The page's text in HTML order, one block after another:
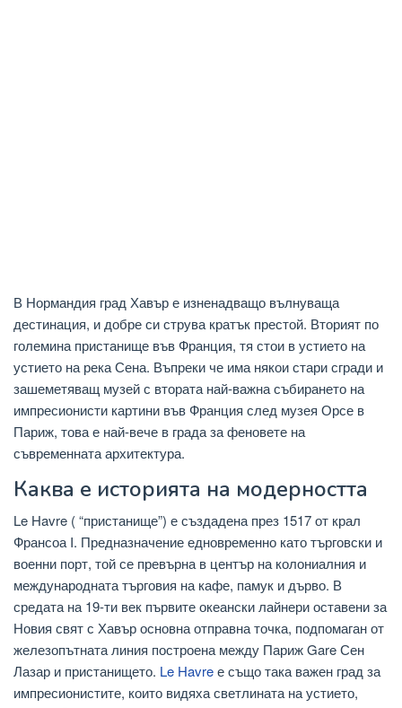
В Нормандия град Хавър е изненадващо вълнуваща
дестинация, и добре си струва кратък престой. Вторият по
големина пристанище във Франция, тя стои в устието на
устието на река Сена. Въпреки че има някои стари сгради и
зашеметяващ музей с втората най-важна събирането на
импресионисти картини във Франция след музея Орсе в
Париж, това е най-вече в града за феновете на
съвременната архитектура.
Каква е историята на модерността
Le Havre ( “пристанище”) е създадена през 1517 от крал
Франсоа I. Предназначение едновременно като търговски и
военни порт, той се превърна в център на колониалния и
международната търговия на кафе, памук и дърво. В
средата на 19-ти век първите океански лайнери оставени за
Новия свят с Хавър основна отправна точка, подпомаган от
железопътната линия построена между Париж Gare Сен
Лазар и пристанището. Le Havreе също така важен град за
импресионистите, които видяха светлината на устието,